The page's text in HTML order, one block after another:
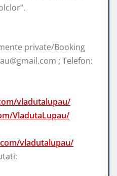
private/Booking
; Telefon:
vladutalupau/
VladutaLupau/
vladutalupau/